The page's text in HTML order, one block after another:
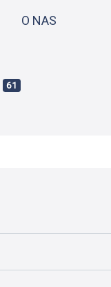
O NAS
61